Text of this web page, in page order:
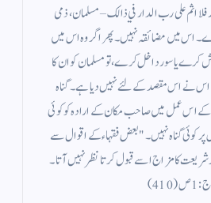
اثم على رب الدار في ذالك – مسلمان ، ذمی
۔ اس میں مضائقہ نہیں ۔ پھر اگر وہ اس میں
یا سور داخل کرے ، تو مسلمان کو ان کا
اس نے اس مقصد کے لئے نہیں دیا ہے ۔ گناہ
کے اس عمل میں صاحب مکان کے ارادہ کو کوئی
گناہ نہیں ۔ " بعض فقہاء کے اقوال سے
شریعت کا مزاج اسے قبول کرتا نظر نہیں آتا ۔
)